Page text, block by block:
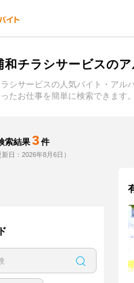
和チラシサービスの
シサービスの人気バイト・アル
たお仕事を簡単に検索できます
索結果 3 件
新日：2026年8月6日）